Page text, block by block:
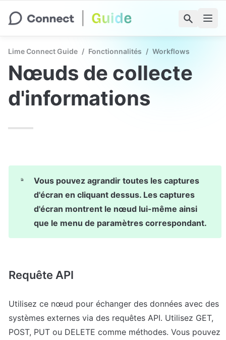
Lime Connect Guide / Fonctionnalités / Workflows
Nœuds de collecte
d'informations
Vous pouvez agrandir toutes les captures
d'écran en cliquant dessus. Les captures
d'écran montrent le nœud lui-même ainsi
que le menu de paramètres correspondant.
Requête API
Utilisez ce nœud pour échanger des données avec des
systèmes externes via des requêtes API. Utilisez GET,
POST, PUT ou DELETE comme méthodes. Vous pouvez